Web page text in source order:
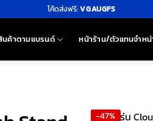
โค้ดส่งฟรี:VGAUGFS
นค้าตามแบรนด์ หน้าร้าน/ตัวแทนจำหน่
-47%